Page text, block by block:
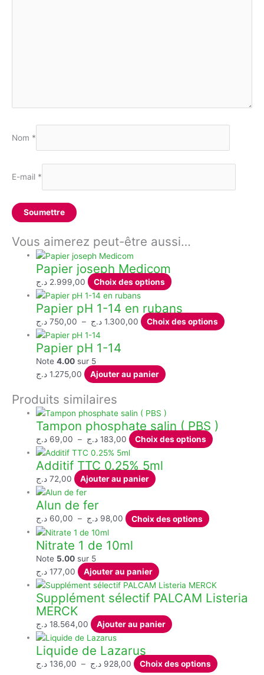
Nom *
E-mail *
Vous aimerez peut-être aussi…
Papier joseph Medicom
2.999,00 د.ج Choix des options
Ce
a
plusieurs
variations.
la
page
du
Papier pH 1-14 en rubans
750,00 د.ج – 1.300,00 د.ج
Plage
à
Choix des options Ce
Papier pH 1-14
Note4.00 sur 5
1.275,00 د.ج Ajouter au panier
Produits similaires
Tampon phosphate salin ( PBS )
69,00 د.ج – 183,00 د.ج
Plage
de
prix :
69,00 د.ج
à
Choix des options Ce
la
page
Additif TTC 0.25% 5ml
72,00 د.ج Ajouter au panier
Alun de fer
60,00 د.ج – 98,00 د.ج
Plage
prix :
à
98,00 د.ج
Choix des options Ce
Les
options
la
Nitrate 1 de 10ml
Note 5.00 sur 5
177,00 د.ج Ajouter au panier
Supplément sélectif PALCAM Listeria
MERCK
18.564,00 د.ج Ajouter au panier
Liquide de Lazarus
136,00 د.ج – 928,00 د.ج
Plage
Choix des options Ce